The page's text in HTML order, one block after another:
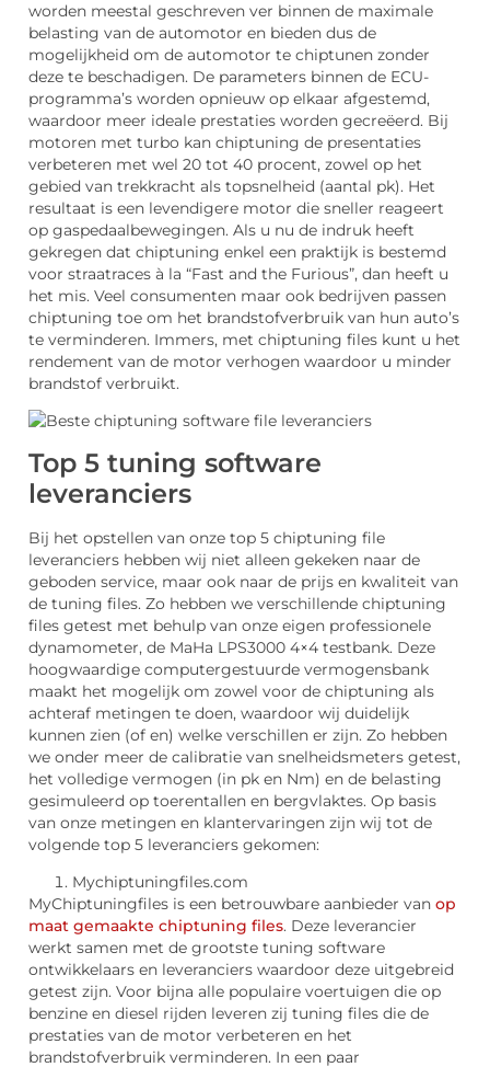
worden meestal geschreven ver binnen de maximale
belasting van de automotor en bieden dus de
mogelijkheid om de automotor te chiptunen zonder
deze te beschadigen. De parameters binnen de ECU-
programma’s worden opnieuw op elkaar afgestemd,
waardoor meer ideale prestaties worden gecreëerd. Bij
motoren met turbo kan chiptuning de presentaties
verbeteren met wel 20 tot 40 procent, zowel op het
gebied van trekkracht als topsnelheid (aantal pk). Het
resultaat is een levendigere motor die sneller reageert
op gaspedaalbewegingen. Als u nu de indruk heeft
gekregen dat chiptuning enkel een praktijk is bestemd
voor straatraces à la “Fast and the Furious”, dan heeft u
het mis. Veel consumenten maar ook bedrijven passen
chiptuning toe om het brandstofverbruik van hun auto’s
te verminderen. Immers, met chiptuning files kunt u het
rendement van de motor verhogen waardoor u minder
brandstof verbruikt.
Top 5 tuning software
leveranciers
Bij het opstellen van onze top 5 chiptuning file
leveranciers hebben wij niet alleen gekeken naar de
geboden service, maar ook naar de prijs en kwaliteit van
de tuning files. Zo hebben we verschillende chiptuning
files getest met behulp van onze eigen professionele
dynamometer, de MaHa LPS3000 4×4 testbank. Deze
hoogwaardige computergestuurde vermogensbank
maakt het mogelijk om zowel voor de chiptuning als
achteraf metingen te doen, waardoor wij duidelijk
kunnen zien (of en) welke verschillen er zijn. Zo hebben
we onder meer de calibratie van snelheidsmeters getest,
het volledige vermogen (in pk en Nm) en de belasting
gesimuleerd op toerentallen en bergvlaktes. Op basis
van onze metingen en klantervaringen zijn wij tot de
volgende top 5 leveranciers gekomen:
Mychiptuningfiles.com
MyChiptuningfiles is een betrouwbare aanbieder van op
maat gemaakte chiptuning files. Deze leverancier
werkt samen met de grootste tuning software
ontwikkelaars en leveranciers waardoor deze uitgebreid
getest zijn. Voor bijna alle populaire voertuigen die op
benzine en diesel rijden leveren zij tuning files die de
prestaties van de motor verbeteren en het
brandstofverbruik verminderen. In een paar